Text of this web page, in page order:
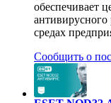
обеспечивает
средах
Сообщить о